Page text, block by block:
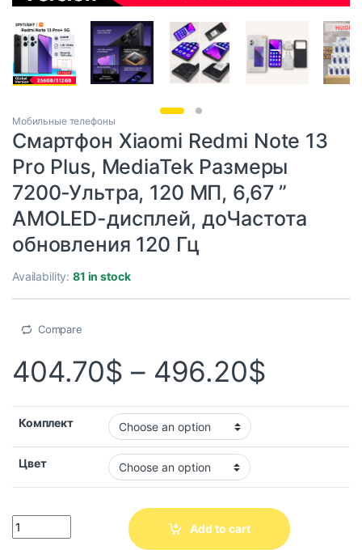
Мобильные телефоны
Смартфон Xiaomi Redmi Note 13
Pro Plus, MediaTek Размеры
7200-Ультра, 120 МП, 6,67 ”
AMOLED-дисплей, доЧастота
обновления 120 Гц
Availability:81 in stock
Compare
404.70$ – 496.20$
Комплект
Цвет
Add to cart